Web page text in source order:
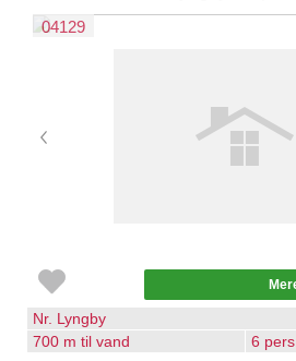
04129
Nr. Lyngby
700 m til vand
6 pers.